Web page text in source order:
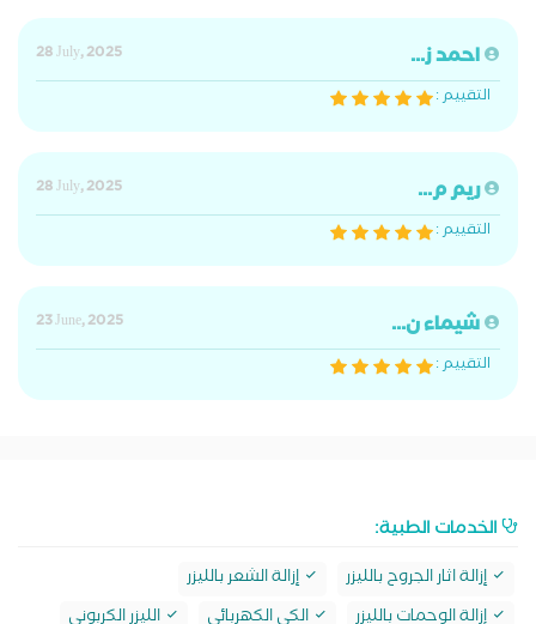
احمد ز...
28 July, 2025
التقييم :
ريم م...
28 July, 2025
التقييم :
شيماء ن...
23 June, 2025
التقييم :
الخدمات الطبية:
إزالة اثار الجروح بالليزر
إزالة الشعر بالليزر
إزالة الوحمات بالليزر
الكي الكهربائي
الليزر الكربوني